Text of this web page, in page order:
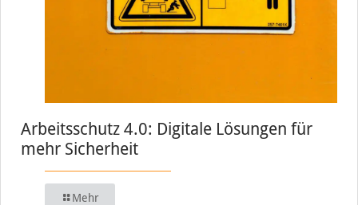
Arbeitsschutz 4.0: Digitale Lösungen für
mehr Sicherheit
Mehr